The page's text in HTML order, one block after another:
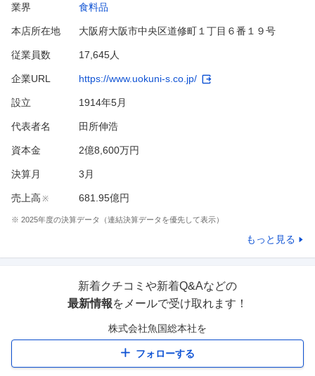
業界 食料品
本店所在地 大阪府大阪市中央区道修町１丁目６番１９号
従業員数 17,645人
企業URL https://www.uokuni-s.co.jp/
設立 1914年5月
代表者名 田所伸浩
資本金 2億8,600万円
決算月 3 月
売上高 ※ 681.95億円
※ 2025年度の決算データ（連結決算データを優先して表示）
もっと見る
新着クチコミや新着Q&Aなどの
最新情報をメールで受け取れます！
株式会社魚国総本社を
フォローする